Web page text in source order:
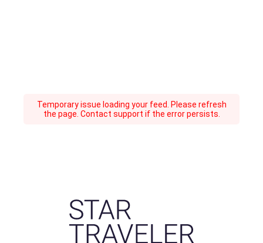
Temporary issue loading your feed. Please refresh
the page. Contact support if the error persists.